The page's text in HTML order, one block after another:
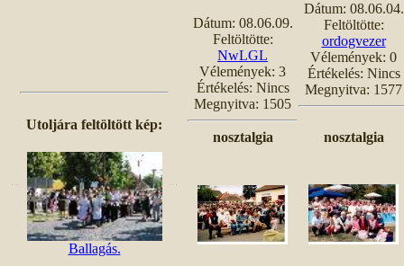
Utoljára feltöltött kép:
Ballagás.
Dátum: 08.06.09.
Feltöltötte:
NwLGL
Vélemények: 3
Értékelés: Nincs
Megnyitva: 1505
Dátum: 08.06.04.
Feltöltötte:
ordogvezer
Vélemények: 0
Értékelés: Nincs
Megnyitva: 1577
nosztalgia nosztalgia